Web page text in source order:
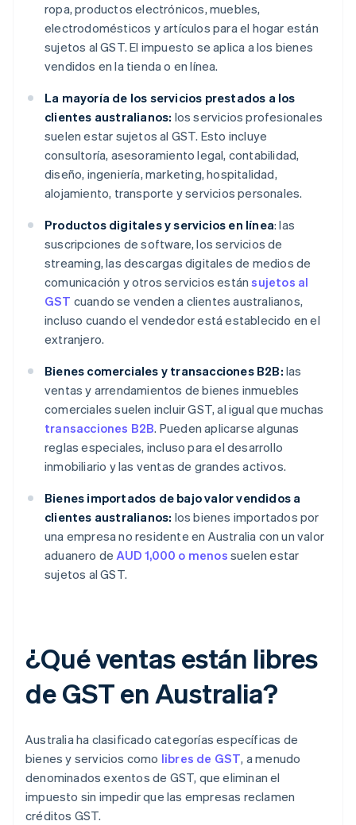
ropa, productos electrónicos, muebles,
electrodomésticos y artículos para el hogar están
sujetos al GST. El impuesto se aplica a los bienes
vendidos en la tienda o en línea.
La mayoría de los servicios prestados a los
clientes australianos: los servicios profesionales
suelen estar sujetos al GST. Esto incluye
consultoría, asesoramiento legal, contabilidad,
diseño, ingeniería, marketing, hospitalidad,
alojamiento, transporte y servicios personales.
Productos digitales y servicios en línea: las
suscripciones de software, los servicios de
streaming, las descargas digitales de medios de
comunicación y otros servicios estánsujetos al
GST cuando se venden a clientes australianos,
incluso cuando el vendedor está establecido en el
extranjero.
Bienes comerciales y transacciones B2B: las
ventas y arrendamientos de bienes inmuebles
comerciales suelen incluir GST, al igual que muchas
transacciones B2B. Pueden aplicarse algunas
reglas especiales, incluso para el desarrollo
inmobiliario y las ventas de grandes activos.
Bienes importados de bajo valor vendidos a
clientes australianos: los bienes importados por
una empresa no residente en Australia con un valor
aduanero deAUD 1,000 o menos suelen estar
sujetos al GST.
¿Qué ventas están libres
de GST en Australia?
Australia ha clasificado categorías específicas de
bienes y servicios como libres de GST, a menudo
denominados exentos de GST, que eliminan el
impuesto sin impedir que las empresas reclamen
créditos GST.